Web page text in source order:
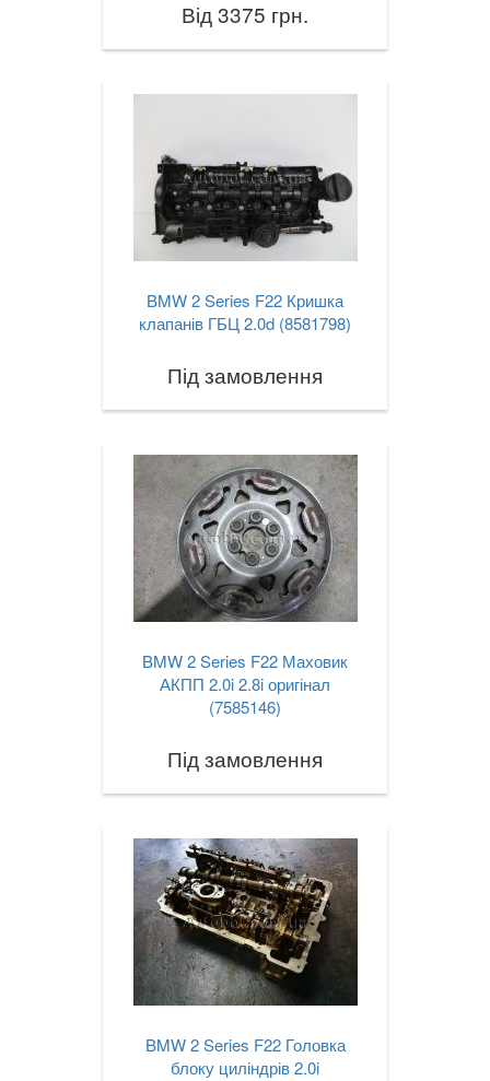
Від 3375 грн.
BMW 2 Series F22 Кришка
клапанів ГБЦ 2.0d (8581798)
Під замовлення
BMW 2 Series F22 Маховик
АКПП 2.0i 2.8i оригінал
(7585146)
Під замовлення
BMW 2 Series F22 Головка
блоку циліндрів 2.0i